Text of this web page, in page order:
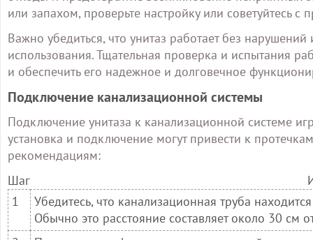
или запахом, проверьте настройку или советуйтесь
Важно убедиться, что унитаз работает без
использования. Тщательная проверка и испытания
и обеспечить его надежное и долговечное
Подключение канализационной системы
Подключение унитаза к канализационной системе
установка и подключение могут привести к
рекомендациям:
Шаг
1
Убедитесь, что канализационная труба
Обычно это расстояние составляет около 30 см